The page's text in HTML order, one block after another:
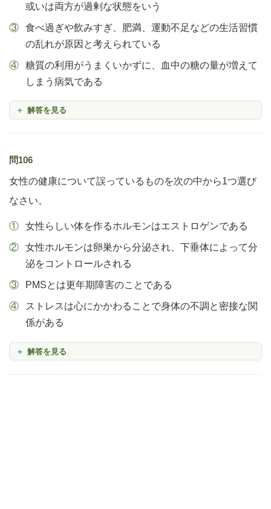
或いは両方が過剰な状態をいう
食べ過ぎや飲みすぎ、肥満、運動不足などの生活習慣
の乱れが原因と考えられている
糖質の利用がうまくいかずに、血中の糖の量が増えて
しまう病気である
解答を見る
問106
女性の健康について誤っているものを次の中から1つ選び
なさい。
女性らしい体を作るホルモンはエストロゲンである
女性ホルモンは卵巣から分泌され、下垂体によって分
泌をコントロールされる
PMSとは更年期障害のことである
ストレスは心にかかわることで身体の不調と密接な関
係がある
解答を見る